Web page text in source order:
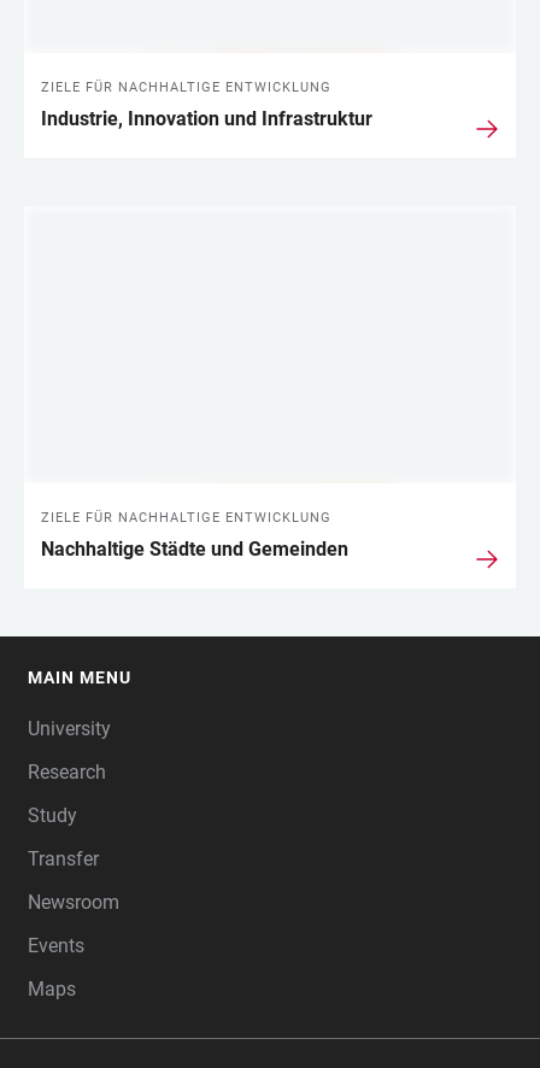
ZIELE FÜR NACHHALTIGE ENTWICKLUNG
Industrie, Innovation und Infrastruktur
ZIELE FÜR NACHHALTIGE ENTWICKLUNG
Nachhaltige Städte und Gemeinden
MAIN MENU
University
Research
Study
Transfer
Newsroom
Events
Maps